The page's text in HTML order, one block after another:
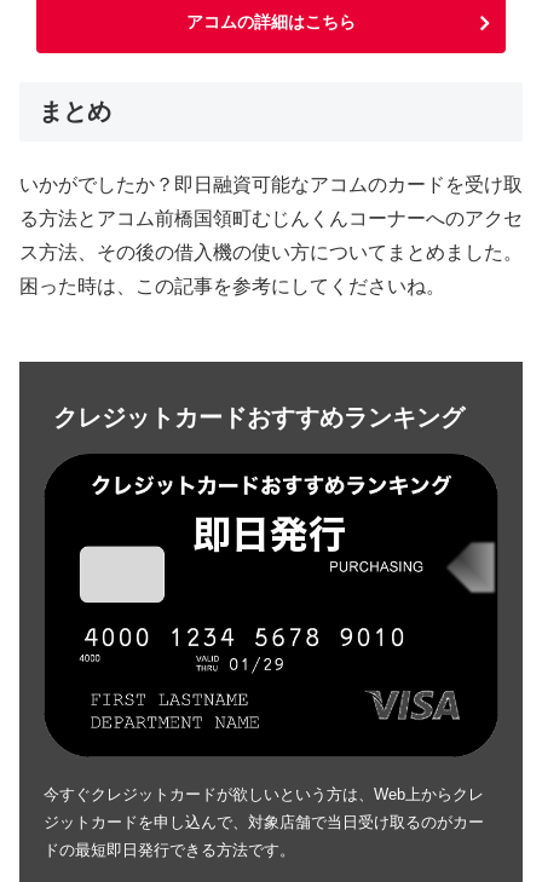
アコムの詳細はこちら
まとめ
いかがでしたか？即日融資可能なアコムのカードを受け取
る方法とアコム前橋国領町むじんくんコーナーへのアクセ
ス方法、その後の借入機の使い方についてまとめました。
困った時は、この記事を参考にしてくださいね。
クレジットカードおすすめランキング
今すぐクレジットカードが欲しいという方は、Web上からクレ
ジットカードを申し込んで、対象店舗で当日受け取るのがカー
ドの最短即日発行できる方法です。